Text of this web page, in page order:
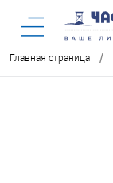
Главная страница /